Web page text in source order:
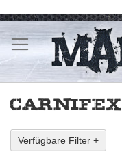
Direkt
zum
Inhalt
CARNIFEX
Verfügbare Filter +